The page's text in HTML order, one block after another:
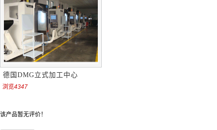
德国DMG立式加工中心
浏览4347
该产品暂无评价！